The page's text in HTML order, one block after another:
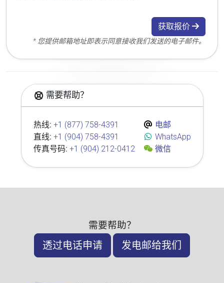
获取报价
* 您提供邮箱地址即表示同意接收我们发送的电子邮件。
需要帮助？
热线: +1 (877) 758-4391
直线: +1 (904) 758-4391
传真号码: +1 (904) 212-0412
电邮
WhatsApp
微信
需要帮助？
透过电话申请 发电邮给我们